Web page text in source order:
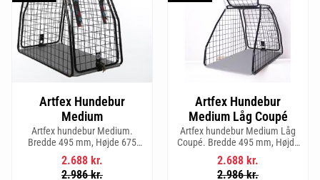
Artfex Hundebur
Medium
Artfex hundebur Medium.
Bredde 495 mm, Højde 675
mm, Dybde 830 mm og vægt 17
kg.
2.688 kr.
2.986kr.
Artfex Hundebur
Medium Låg Coupé
Artfex hundebur Medium Låg
Coupé. Bredde 495 mm, Højde
580 mm, Dybde 830 mm og
vægt 15,2 kg.
2.688 kr.
2.986kr.